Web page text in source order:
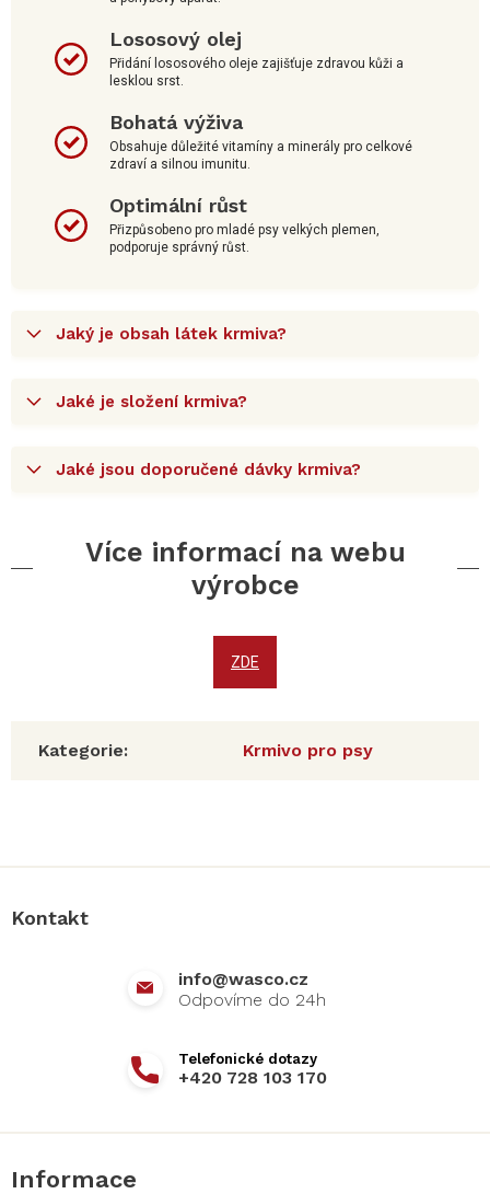
Lososový olej
Přidání lososového oleje zajišťuje zdravou kůži a
lesklou srst.
Bohatá výživa
Obsahuje důležité vitamíny a minerály pro celkové
zdraví a silnou imunitu.
Optimální růst
Přizpůsobeno pro mladé psy velkých plemen,
podporuje správný růst.
Jaký je obsah látek krmiva?
Jaké je složení krmiva?
Jaké jsou doporučené dávky krmiva?
Více informací na webu
výrobce
ZDE
Kategorie: Krmivo pro psy
Kontakt
info@wasco.cz
+420 728 103 170
Informace